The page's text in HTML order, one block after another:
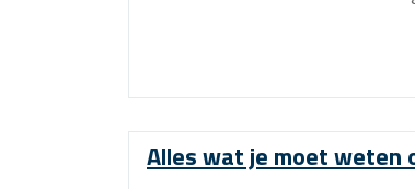
Alles wat je moet weten